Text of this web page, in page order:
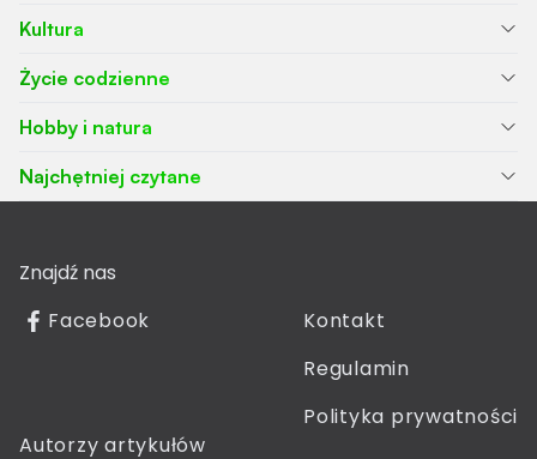
Kultura
Życie codzienne
Hobby i natura
Najchętniej czytane
Znajdź nas
Facebook
Kontakt
Regulamin
Polityka prywatności
Autorzy artykułów